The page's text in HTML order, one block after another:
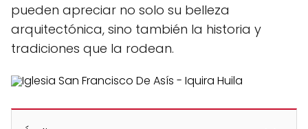
pueden apreciar no solo su belleza
arquitectónica, sino también la historia y
tradiciones que la rodean.